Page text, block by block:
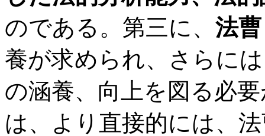
のである。第三に、 法
養が求められ、さらに
の涵養、向上を図る必
は、より直接的には、